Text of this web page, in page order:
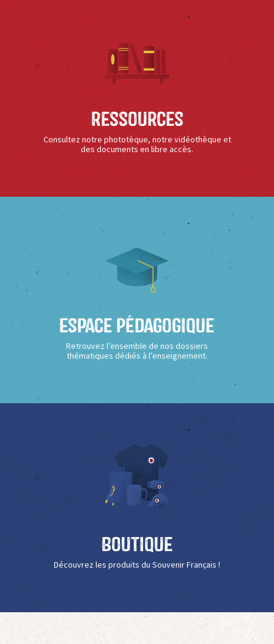
Ressources
Consultez notre phototèque, notre vidéothèque et
des documents en libre accès.
Espace Pédagogique
Retrouvez l’ensemble de nos dossiers
thématiques dédiés à l’enseignement.
Boutique
Découvrez les produits du Souvenir Français !